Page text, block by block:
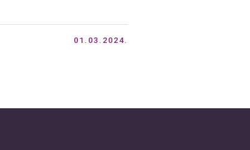
01.03.2024.